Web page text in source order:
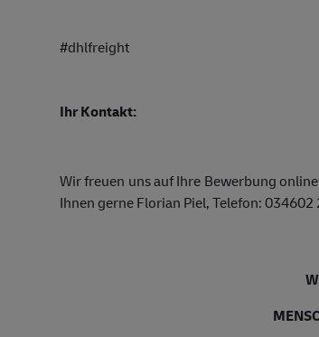
#dhlfreight
Ihr Kontakt:
Wir freuen uns auf Ihre Bewerbung
Ihnen gerne Florian Piel, Telefon:034602